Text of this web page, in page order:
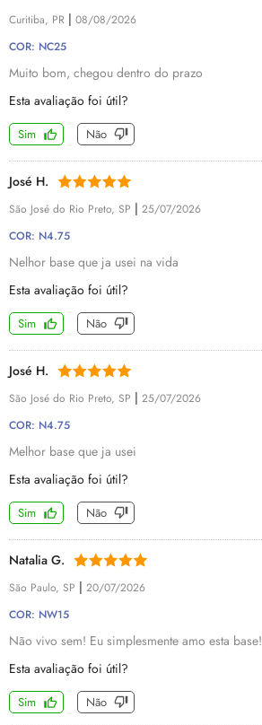
Curitiba, PR | 08/08/2026
COR: NC25
Muito bom, chegou dentro do prazo
Esta avaliação foi útil?
Sim Não
José H.
São José do Rio Preto, SP | 25/07/2026
COR: N4.75
Nelhor base que ja usei na vida
Esta avaliação foi útil?
Sim Não
José H.
São José do Rio Preto, SP | 25/07/2026
COR: N4.75
Melhor base que ja usei
Esta avaliação foi útil?
Sim Não
Natalia G.
São Paulo, SP | 20/07/2026
COR: NW15
Não vivo sem! Eu simplesmente amo esta base!
Esta avaliação foi útil?
Sim Não